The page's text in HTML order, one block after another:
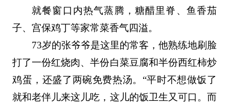
就餐窗口内热气蒸腾，糖醋里脊、鱼香茄
子、宫保鸡丁等家常菜香气四溢。
73岁的张爷爷是这里的常客，他熟练地刷脸
打了一份红烧肉、半份白菜豆腐和半份西红柿炒
鸡蛋，还盛了两碗免费热汤。“平时不想做饭了
就和老伴儿来这儿吃，这儿的饭卫生又可口。而